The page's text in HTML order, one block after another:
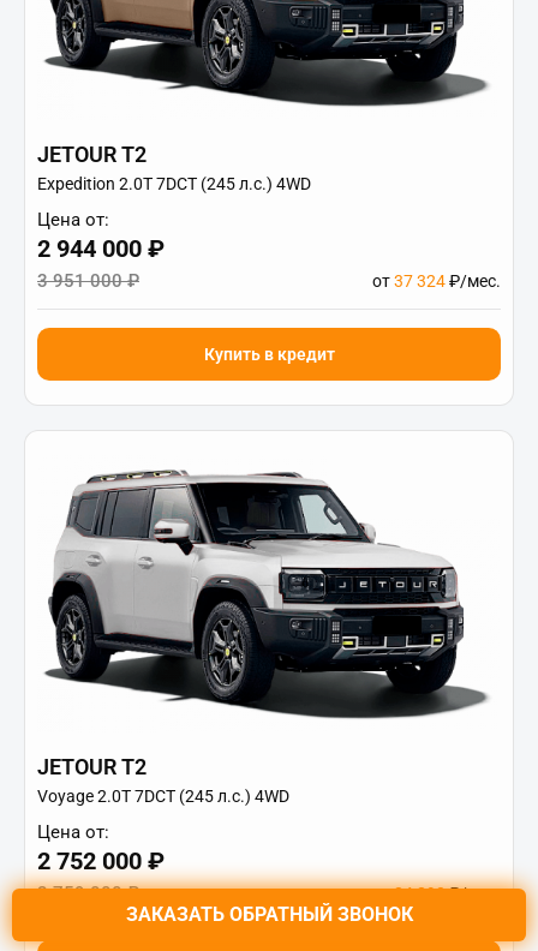
JETOUR T2
Expedition 2.0T 7DCT (245 л.с.) 4WD
Цена от:
2 944 000 ₽
3 951 000 ₽ от37 324₽/мес.
Купить в кредит
JETOUR T2
Voyage 2.0T 7DCT (245 л.с.) 4WD
Цена от:
2 752 000 ₽
3 759 000 ₽ от34 890₽/мес.
ЗАКАЗАТЬ ОБРАТНЫЙ ЗВОНОК